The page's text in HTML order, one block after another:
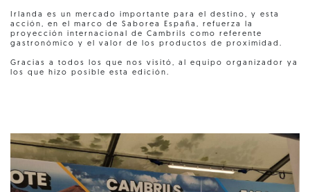
Irlanda es un mercado importante para el destino, y esta
acción, en el marco de Saborea España, refuerza la
proyección internacional de Cambrils como referente
gastronómico y el valor de los productos de proximidad.
Gracias a todos los que nos visitó, al equipo organizador ya
los que hizo posible esta edición.